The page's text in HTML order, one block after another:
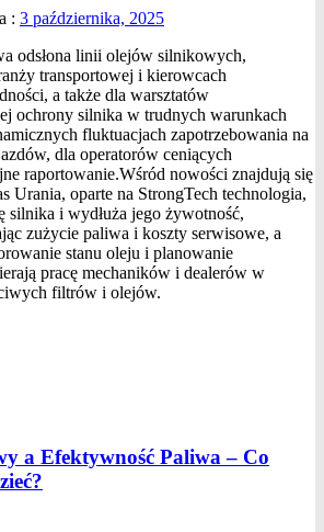
: 3 października, 2025
odsłona linii olejów silnikowych,
transportowej i kierowcach
a także dla warsztatów
ochrony silnika w trudnych warunkach
fluktuacjach zapotrzebowania na
dla operatorów ceniących
raportowanie.Wśród nowości znajdują się
Urania, oparte na StrongTech technologia,
silnika i wydłuża jego żywotność,
zużycie paliwa i koszty serwisowe, a
stanu oleju i planowanie
pracę mechaników i dealerów w
filtrów i olejów.
a Efektywność Paliwa – Co